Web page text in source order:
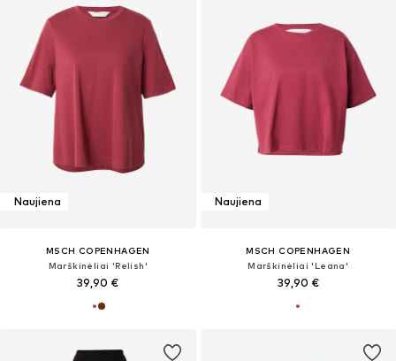
Naujiena
MSCH COPENHAGEN
Marškinėliai 'Relish'
39,90 €
Naujiena
MSCH COPENHAGEN
Marškinėliai 'Leana'
39,90 €